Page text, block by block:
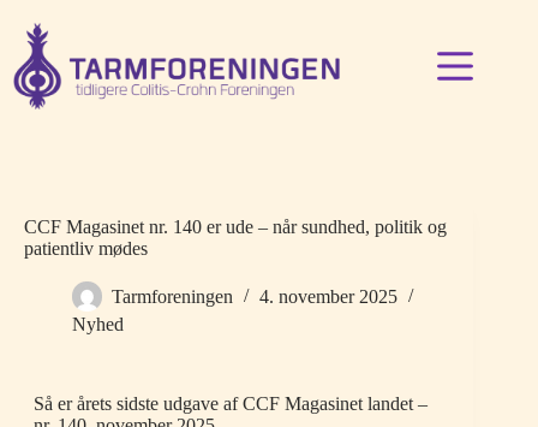
indhold
CCF Magasinet nr. 140 er ude – når sundhed, politik og
patientliv mødes
Tarmforeningen
4. november 2025
Nyhed
Så er årets sidste udgave af CCF Magasinet landet –